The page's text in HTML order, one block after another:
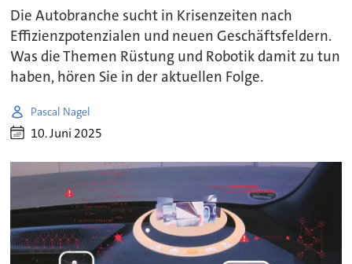
Die Autobranche sucht in Krisenzeiten nach
Effizienzpotenzialen und neuen Geschäftsfeldern.
Was die Themen Rüstung und Robotik damit zu tun
haben, hören Sie in der aktuellen Folge.
Pascal Nagel
10. Juni 2025